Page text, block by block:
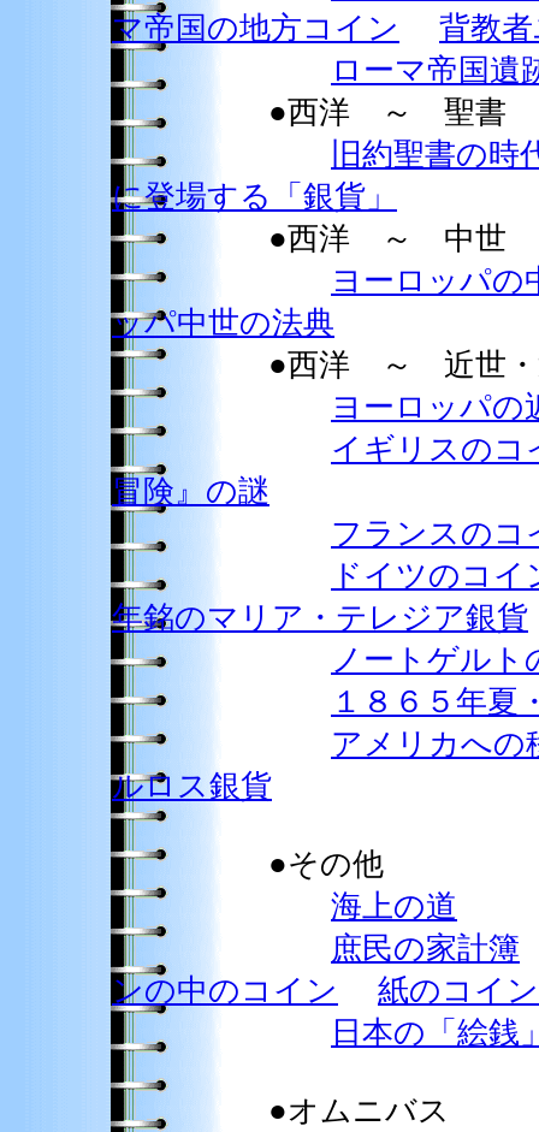
マ帝国の地方コイン
背教
ローマ帝国遺
●西洋 ～ 聖書
旧約聖書の時
に登場する「銀貨」
●西洋 ～ 中世
ヨーロッパの
ッパ中世の法典
●西洋 ～ 近世・
ヨーロッパの
イギリスのコ
冒険』の謎
フランスのコ
ドイツのコイ
年銘のマリア・テレジア銀貨
ノートゲルト
１８６５年夏
アメリカへの
ルロス銀貨
●その他
海上の道
庶民の家計簿
ンの中のコイン
紙のコイ
日本の「絵銭
●オムニバス